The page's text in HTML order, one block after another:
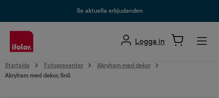
Se aktuella erbjudanden
Logga in
Startsida Fotopresenter
Akrylram med dekor
Akrylram med dekor, Snö